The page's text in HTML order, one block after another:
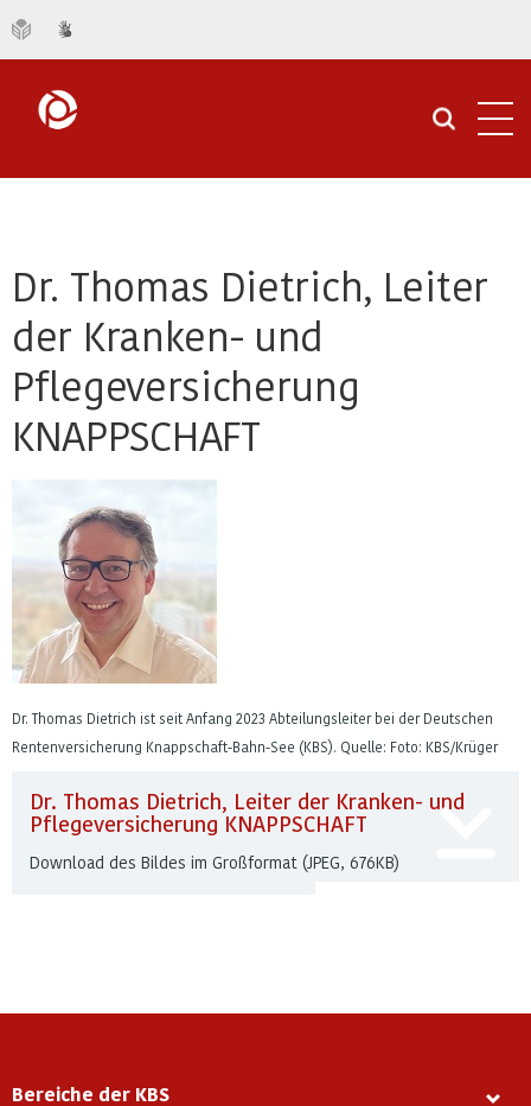
Dr. Thomas Dietrich, Leiter
der Kranken- und
Pflegeversicherung
KNAPPSCHAFT
Dr. Thomas Dietrich ist seit Anfang 2023 Abteilungsleiter bei der Deutschen
Rentenversicherung Knappschaft-Bahn-See (KBS). Quelle: Foto: KBS/Krüger
Dr. Thomas Dietrich, Leiter der Kranken- und
Pflegeversicherung KNAPPSCHAFT
Download des Bildes im Großformat (JPEG, 676KB)
Bereiche der KBS